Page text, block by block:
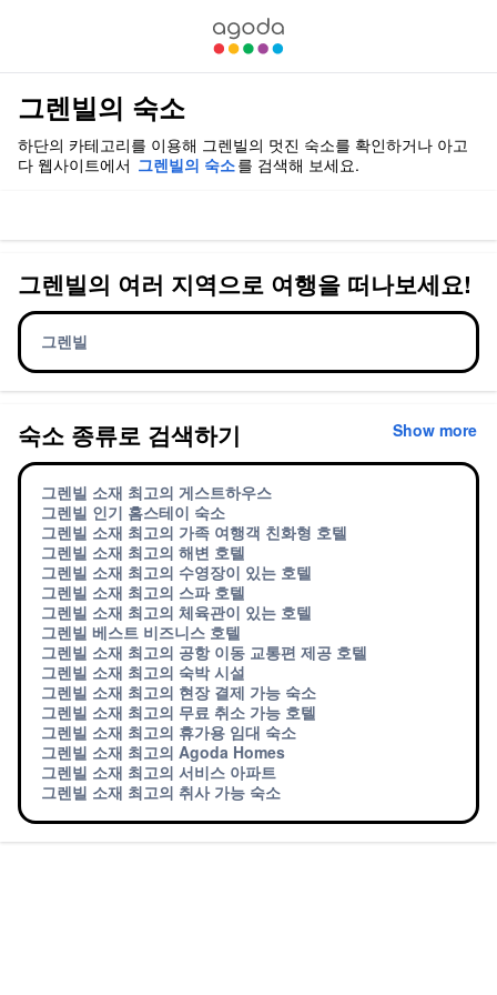
그렌빌의 숙소
하단의 카테고리를 이용해 그렌빌의 멋진 숙소를 확인하거나 아고
다 웹사이트에서 그렌빌의 숙소를 검색해 보세요.
그렌빌의 여러 지역으로 여행을 떠나보세요!
그렌빌
숙소 종류로 검색하기 Show more
그렌빌 소재 최고의 게스트하우스
그렌빌 인기 홈스테이 숙소
그렌빌 소재 최고의 가족 여행객 친화형 호텔
그렌빌 소재 최고의 해변 호텔
그렌빌 소재 최고의 수영장이 있는 호텔
그렌빌 소재 최고의 스파 호텔
그렌빌 소재 최고의 체육관이 있는 호텔
그렌빌 베스트 비즈니스 호텔
그렌빌 소재 최고의 공항 이동 교통편 제공 호텔
그렌빌 소재 최고의 숙박 시설
그렌빌 소재 최고의 현장 결제 가능 숙소
그렌빌 소재 최고의 무료 취소 가능 호텔
그렌빌 소재 최고의 휴가용 임대 숙소
그렌빌 소재 최고의 Agoda Homes
그렌빌 소재 최고의 서비스 아파트
그렌빌 소재 최고의 취사 가능 숙소